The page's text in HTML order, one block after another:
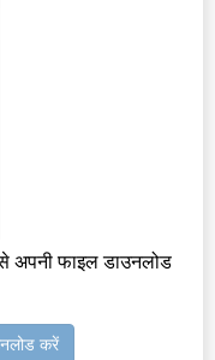
अपनी फाइल डाउनलोड
करें